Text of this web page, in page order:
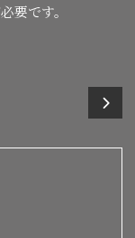
要です。